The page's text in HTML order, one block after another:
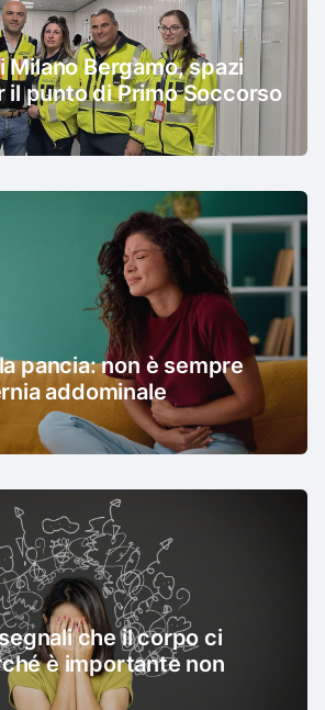
Bergamo, spazi
il punto di Primo Soccorso
pancia: non è sempre
addominale
che il corpo ci
è importante non